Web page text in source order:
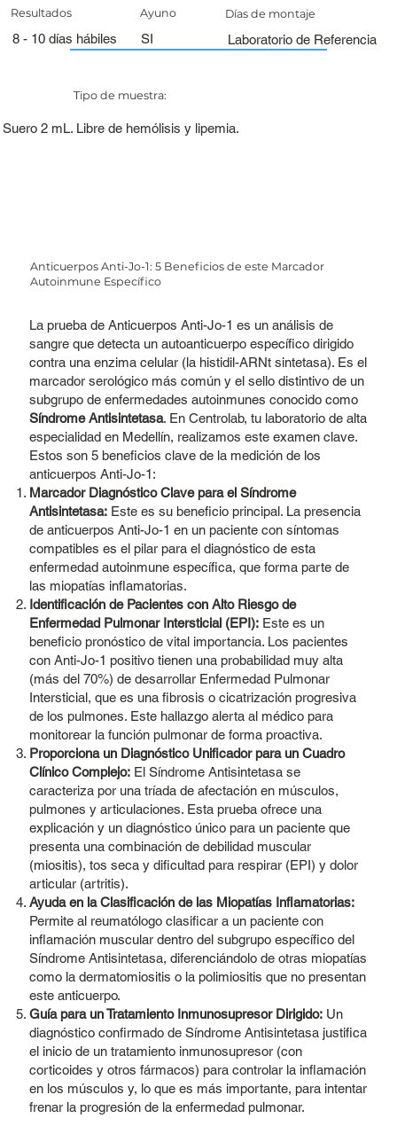
Resultados
8 - 10 días hábiles
Días de montaje
Laboratorio de Referencia
Ayuno
SI
Tipo de muestra:
Suero 2 mL. Libre de hemólisis y lipemia.
Anticuerpos Anti-Jo-1: 5 Beneficios de este Marcador
Autoinmune Específico
La prueba de Anticuerpos Anti-Jo-1 es un análisis de
sangre que detecta un autoanticuerpo específico dirigido
contra una enzima celular (la histidil-ARNt sintetasa). Es el
marcador serológico más común y el sello distintivo de un
subgrupo de enfermedades autoinmunes conocido como
Síndrome Antisintetasa. En Centrolab, tu laboratorio de alta
especialidad en Medellín, realizamos este examen clave.
Estos son 5 beneficios clave de la medición de los
anticuerpos Anti-Jo-1:
Marcador Diagnóstico Clave para el Síndrome
Antisintetasa:Este es su beneficio principal. La presencia
de anticuerpos Anti-Jo-1 en un paciente con síntomas
compatibles es el pilar para el diagnóstico de esta
enfermedad autoinmune específica, que forma parte de
las miopatías inflamatorias.
Identificación de Pacientes con Alto Riesgo de
Enfermedad Pulmonar Intersticial (EPI):Este es un
beneficio pronóstico de vital importancia. Los pacientes
con Anti-Jo-1 positivo tienen una probabilidad muy alta
(más del 70%) de desarrollar Enfermedad Pulmonar
Intersticial, que es una fibrosis o cicatrización progresiva
de los pulmones. Este hallazgo alerta al médico para
monitorear la función pulmonar de forma proactiva.
Proporciona un Diagnóstico Unificador para un Cuadro
Clínico Complejo:El Síndrome Antisintetasa se
caracteriza por una tríada de afectación en músculos,
pulmones y articulaciones. Esta prueba ofrece una
explicación y un diagnóstico único para un paciente que
presenta una combinación de debilidad muscular
(miositis), tos seca y dificultad para respirar (EPI) y dolor
articular (artritis).
Ayuda en la Clasificación de las Miopatías Inflamatorias:
Permite al reumatólogo clasificar a un paciente con
inflamación muscular dentro del subgrupo específico del
Síndrome Antisintetasa, diferenciándolo de otras miopatías
como la dermatomiositis o la polimiositis que no presentan
este anticuerpo.
Guía para un Tratamiento Inmunosupresor Dirigido:Un
diagnóstico confirmado de Síndrome Antisintetasa justifica
el inicio de un tratamiento inmunosupresor (con
corticoides y otros fármacos) para controlar la inflamación
en los músculos y, lo que es más importante, para intentar
frenar la progresión de la enfermedad pulmonar.